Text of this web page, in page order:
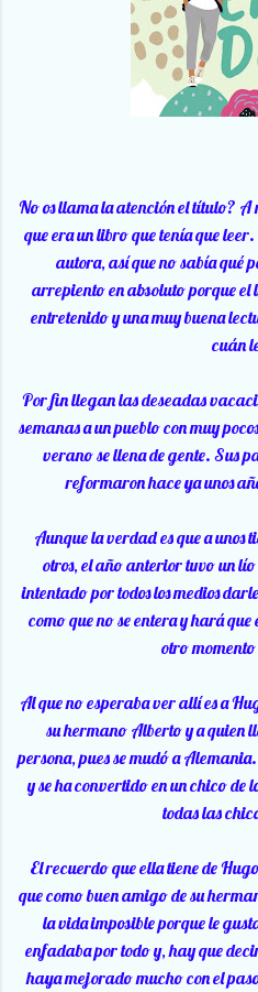
No os llama la atención el título? A
que era un libro que tenía que
autora, así que no sabía qué
arrepiento en absoluto porque
entretenido y una muy buena
cuán
Por fin llegan las deseadas
semanas a un pueblo con muy
verano se llena de gente. Sus
reformaron hace ya unos
Aunque la verdad es que a unos
otros, el año anterior tuvo un lío
intentado por todos los medios
como que no se entera y hará
otro
Al que no esperaba ver allí es a
su hermano Alberto y a quien
persona, pues se mudó a
y se ha convertido en un chico de
todas las
El recuerdo que ella tiene de
que como buen amigo de su
la vida imposible porque le
enfadaba por todo y, hay que
haya mejorado mucho con el